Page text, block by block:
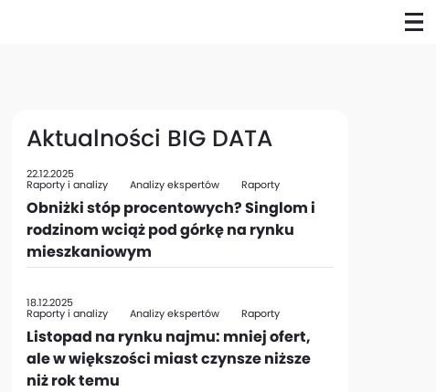
Aktualności BIG DATA
22.12.2025
Raporty i analizy Analizy ekspertów Raporty
Obniżki stóp procentowych? Singlom i
rodzinom wciąż pod górkę na rynku
mieszkaniowym
18.12.2025
Raporty i analizy Analizy ekspertów Raporty
Listopad na rynku najmu: mniej ofert,
ale w większości miast czynsze niższe
niż rok temu